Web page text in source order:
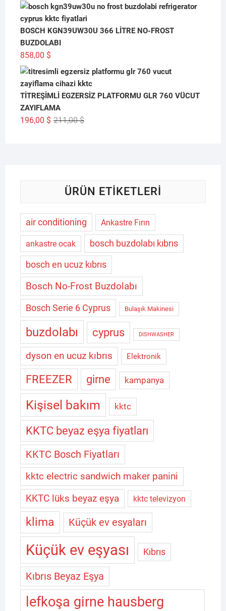
BOSCH KGN39UW30U 366 LİTRE NO-FROST
BUZDOLABI
858,00 $
TİTREŞİMLİ EGZERSİZ PLATFORMU GLR 760 VÜCUT
ZAYIFLAMA
211,00$Orijinal
196,00 $
Şu
ÜRÜN ETIKETLERI
air conditioning Ankastre Fırın
ankastre ocak
bosch buzdolabı kıbrıs
bosch en ucuz kıbrıs
Bosch No-Frost Buzdolabı
Bosch Serie 6 Cyprus Bulaşık Makinesi
buzdolabı cyprus DISHWASHER
dyson en ucuz kıbrıs Elektronik
FREEZER girne kampanya
Kişisel bakım kktc
KKTC beyaz eşya fiyatları
KKTC Bosch Fiyatları
kktc electric sandwich maker panini
KKTC lüks beyaz eşya kktc televizyon
klima Küçük ev esyaları
Küçük ev eşyası Kıbrıs
Kıbrıs Beyaz Eşya
lefkoşa girne hausberg